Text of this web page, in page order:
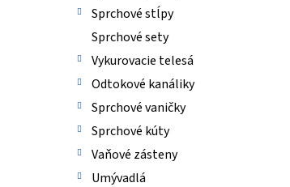
Sprchové stĺpy
Sprchové sety
Vykurovacie telesá
Odtokové kanáliky
Sprchové vaničky
Sprchové kúty
Vaňové zásteny
Umývadlá